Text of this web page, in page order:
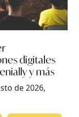
digitales
y más
de 2026,